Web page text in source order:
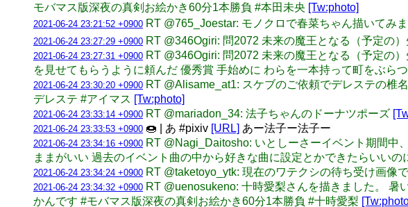
モバマス版深夜の真剣お絵かき60分1本勝負 #本田未央 [Tw:photo]
2021-06-24 23:21:52 +0900 RT @765_Joestar: モノクロで春菜ちゃん描いてみ
2021-06-24 23:27:29 +0900 RT @346Ogiri: 問2072 未来の魔王となる（予定の
2021-06-24 23:27:31 +0900 RT @346Ogiri: 問2072 未来の魔王となる（予定の
を見せてもらうように頼んだ 優秀賞 手始めに わらを一本持って町をぶら
2021-06-24 23:30:20 +0900 RT @Alisame_at1: スケブのご依頼でデレステの椎
デレステ #アイマス [Tw:photo]
2021-06-24 23:33:14 +0900 RT @mariadon_34: 法子ちゃんのドーナツポーズ
2021-06-24 23:33:53 +0900 🍩 | あ #pixiv [URL] あー法子ー法子ー
2021-06-24 23:34:16 +0900 RT @Nagi_Daitosho: いとしーさーイベント期間中
ままがいい 過去のイベント曲の中から好きな曲に設定とかできたらいいの
2021-06-24 23:34:24 +0900 RT @taketoyo_ytk: 現在のワテクシの待ち受け画像
2021-06-24 23:34:32 +0900 RT @uenosukeno: 十時愛梨さんを描きました。
かんです #モバマス版深夜の真剣お絵かき60分1本勝負 #十時愛梨